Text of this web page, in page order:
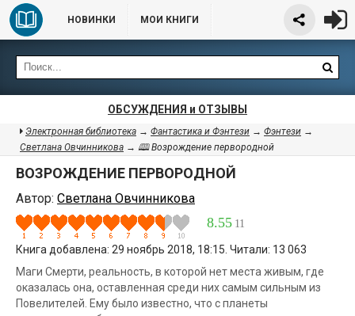
НОВИНКИ МОИ КНИГИ
ОБСУЖДЕНИЯ и ОТЗЫВЫ
Электронная библиотека → Фантастика и Фэнтези → Фэнтези →
Светлана Овчинникова → 🕮 Возрождение первородной
ВОЗРОЖДЕНИЕ ПЕРВОРОДНОЙ
Автор: Светлана Овчинникова
8.55 11
Книга добавлена: 29 ноябрь 2018, 18:15. Читали: 13 063
Маги Смерти, реальность, в которой нет места живым, где
оказалась она, оставленная среди них самым сильным из
Повелителей. Ему было известно, что с планеты